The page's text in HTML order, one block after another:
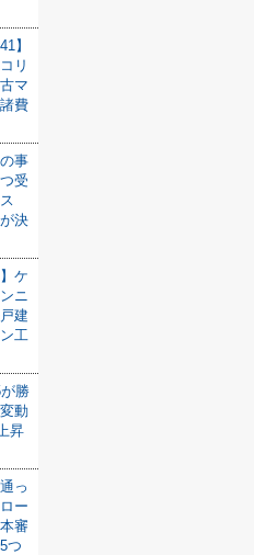
】
リ
マ
費
事
受
決
ケ
ニ
建
工
勝
動
昇
っ
ー
審
つ